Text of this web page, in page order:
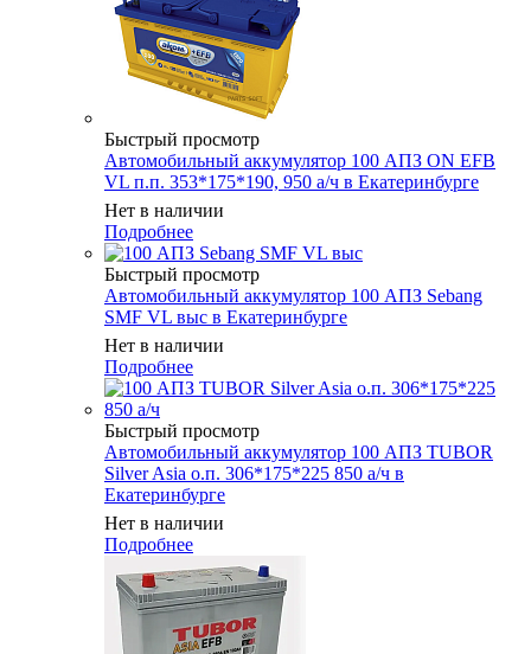
Быстрый просмотр
Автомобильный аккумулятор 100 АПЗ ON EFB
VL п.п. 353*175*190, 950 а/ч в Екатеринбурге
Нет в наличии
Подробнее
Быстрый просмотр
Автомобильный аккумулятор 100 АПЗ Sebang
SMF VL выс в Екатеринбурге
Нет в наличии
Подробнее
Быстрый просмотр
Автомобильный аккумулятор 100 АПЗ TUBOR
Silver Asia о.п. 306*175*225 850 а/ч в
Екатеринбурге
Нет в наличии
Подробнее